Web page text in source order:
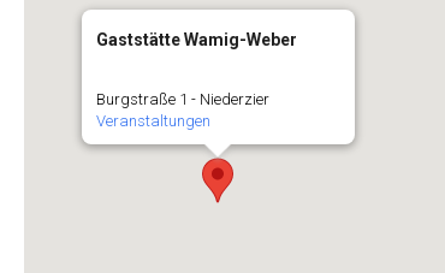
Gaststätte Wamig-Weber
Burgstraße 1 - Niederzier
Veranstaltungen